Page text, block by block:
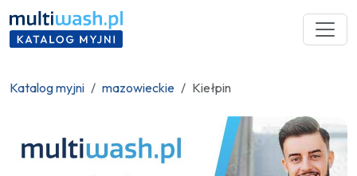
Katalog myjni mazowieckie Kiełpin